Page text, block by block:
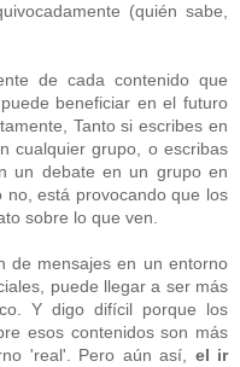
(quién sabe,
de cada contenido que
beneficiar en el futuro
Tanto si escribes en
cualquier grupo, o escribas
un debate en un grupo en
no, está provocando que los
sobre lo que ven.
de mensajes en un entorno
puede llegar a ser más
Y digo difícil porque los
esos contenidos son más
'real'. Pero aún así, el ir